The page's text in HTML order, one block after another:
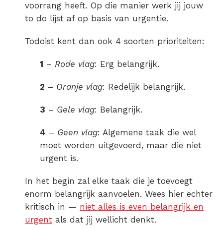
voorrang heeft. Op die manier werk jij jouw
to do lijst af op basis van urgentie.
Todoist kent dan ook 4 soorten prioriteiten:
1 – Rode vlag: Erg belangrijk.
2 – Oranje vlag: Redelijk belangrijk.
3 – Gele vlag: Belangrijk.
4 – Geen vlag: Algemene taak die wel
moet worden uitgevoerd, maar die niet
urgent is.
In het begin zal elke taak die je toevoegt
enorm belangrijk aanvoelen. Wees hier echter
kritisch in — niet alles is even belangrijk en
urgent als dat jij wellicht denkt.